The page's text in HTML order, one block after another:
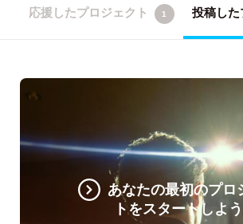
応援したプロジェクト 1 投稿した
あなたの最初のプロ
トをスタートしよう